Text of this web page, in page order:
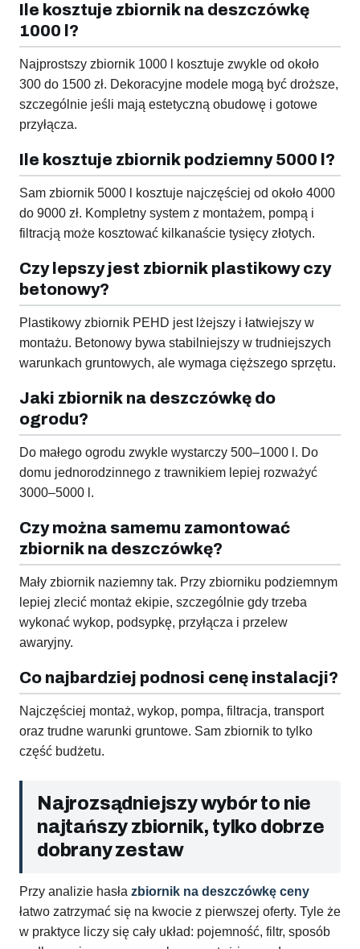
Ile kosztuje zbiornik na deszczówkę
1000 l?
Najprostszy zbiornik 1000 l kosztuje zwykle od około
300 do 1500 zł. Dekoracyjne modele mogą być droższe,
szczególnie jeśli mają estetyczną obudowę i gotowe
przyłącza.
Ile kosztuje zbiornik podziemny 5000 l?
Sam zbiornik 5000 l kosztuje najczęściej od około 4000
do 9000 zł. Kompletny system z montażem, pompą i
filtracją może kosztować kilkanaście tysięcy złotych.
Czy lepszy jest zbiornik plastikowy czy
betonowy?
Plastikowy zbiornik PEHD jest lżejszy i łatwiejszy w
montażu. Betonowy bywa stabilniejszy w trudniejszych
warunkach gruntowych, ale wymaga cięższego sprzętu.
Jaki zbiornik na deszczówkę do
ogrodu?
Do małego ogrodu zwykle wystarczy 500–1000 l. Do
domu jednorodzinnego z trawnikiem lepiej rozważyć
3000–5000 l.
Czy można samemu zamontować
zbiornik na deszczówkę?
Mały zbiornik naziemny tak. Przy zbiorniku podziemnym
lepiej zlecić montaż ekipie, szczególnie gdy trzeba
wykonać wykop, podsypkę, przyłącza i przelew
awaryjny.
Co najbardziej podnosi cenę instalacji?
Najczęściej montaż, wykop, pompa, filtracja, transport
oraz trudne warunki gruntowe. Sam zbiornik to tylko
część budżetu.
Najrozsądniejszy wybór to nie
najtańszy zbiornik, tylko dobrze
dobrany zestaw
Przy analizie hasła zbiornik na deszczówkę ceny
łatwo zatrzymać się na kwocie z pierwszej oferty. Tyle że
w praktyce liczy się cały układ: pojemność, filtr, sposób